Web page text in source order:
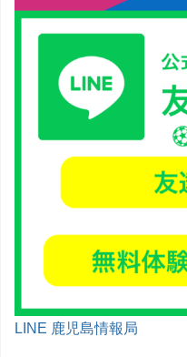
LINE 鹿児島情報局